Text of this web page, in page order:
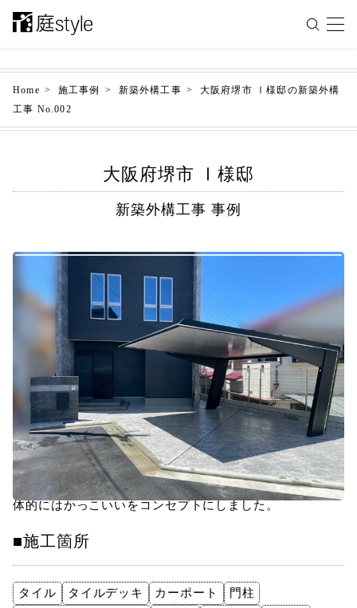
Home 施工事例 新築外構工事
大阪府堺市 Ⅰ様邸の新築外構
工事 No.002
大阪府堺市 Ⅰ様邸
新築外構工事 事例
■お客様のご要望＆お悩み
I様と、お世話になってる工務店O様とで意見を出し合った
結果、裏側に関しては、お子様が遊べるスペースにし、全
体的にはかっこいいをコンセプトにしました。
■施工箇所
タイル タイルデッキ カーポート
門柱